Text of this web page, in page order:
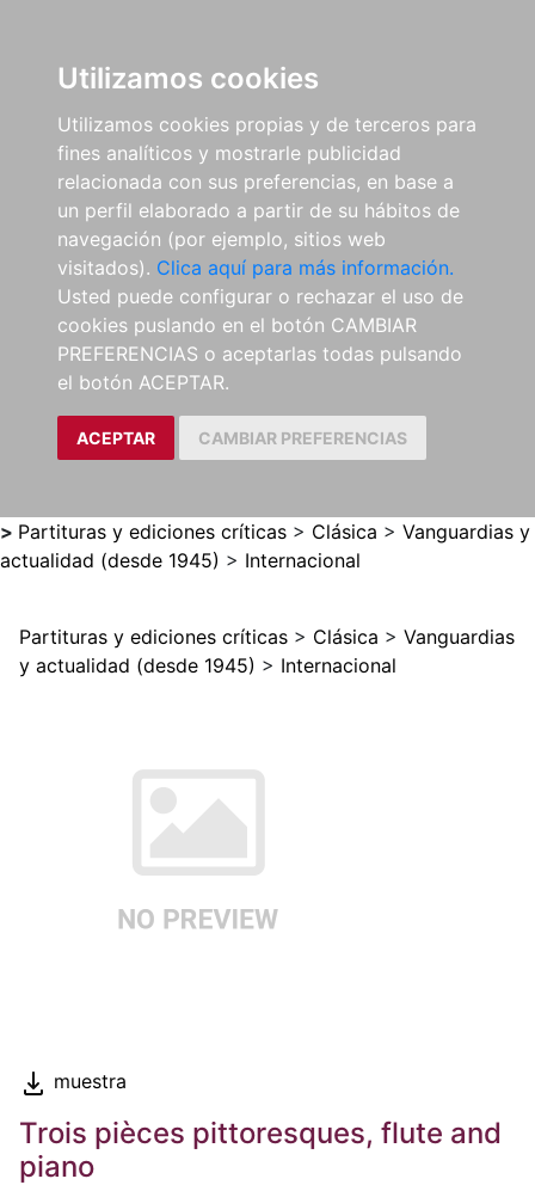
Utilizamos cookies
Utilizamos cookies propias y de terceros para
fines analíticos y mostrarle publicidad
relacionada con sus preferencias, en base a
un perfil elaborado a partir de su hábitos de
navegación (por ejemplo, sitios web
visitados). Clica aquí para más información.
Usted puede configurar o rechazar el uso de
cookies puslando en el botón CAMBIAR
PREFERENCIAS o aceptarlas todas pulsando
el botón ACEPTAR.
ACEPTAR CAMBIAR PREFERENCIAS
> Partituras y ediciones críticas > Clásica > Vanguardias y
actualidad (desde 1945) > Internacional
Partituras y ediciones críticas > Clásica > Vanguardias
y actualidad (desde 1945) > Internacional
muestra
Trois pièces pittoresques, flute and
piano